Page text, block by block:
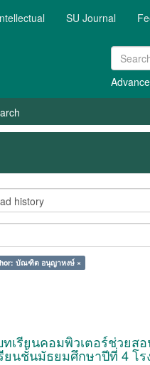
SU Journal
บัณฑิต อนุญาหงษ์ ×
เรียนคอมพิวเตอร์ช่วยส
ยนชั้นมัธยมศึกษาปีที่ 4 โ